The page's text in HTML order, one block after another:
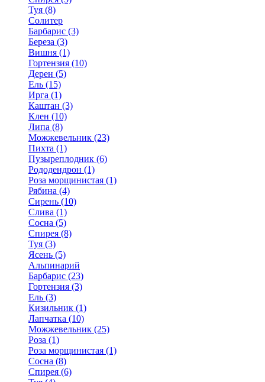
Туя (8)
Солитер
Барбарис (3)
Береза (3)
Вишня (1)
Гортензия (10)
Дерен (5)
Ель (15)
Ирга (1)
Каштан (3)
Клен (10)
Липа (8)
Можжевельник (23)
Пихта (1)
Пузыреплодник (6)
Рододендрон (1)
Роза морщинистая (1)
Рябина (4)
Сирень (10)
Слива (1)
Сосна (5)
Спирея (8)
Туя (3)
Ясень (5)
Альпинарий
Барбарис (23)
Гортензия (3)
Ель (3)
Кизильник (1)
Лапчатка (10)
Можжевельник (25)
Роза (1)
Роза морщинистая (1)
Сосна (8)
Спирея (6)